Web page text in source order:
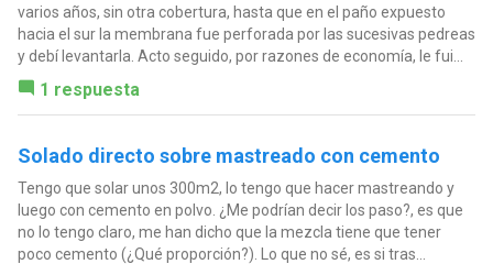
varios años, sin otra cobertura, hasta que en el paño expuesto
hacia el sur la membrana fue perforada por las sucesivas pedreas
y debí levantarla. Acto seguido, por razones de economía, le fui...
1 respuesta
Solado directo sobre mastreado con cemento
Tengo que solar unos 300m2, lo tengo que hacer mastreando y
luego con cemento en polvo. ¿Me podrían decir los paso?, es que
no lo tengo claro, me han dicho que la mezcla tiene que tener
poco cemento (¿Qué proporción?). Lo que no sé, es si tras...